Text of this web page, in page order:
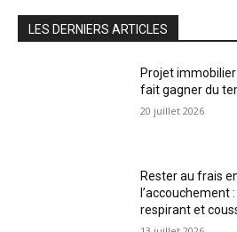
LES DERNIERS ARTICLES
Projet
fait gagner du
20 juillet 2026
Rester au frais
respirant et